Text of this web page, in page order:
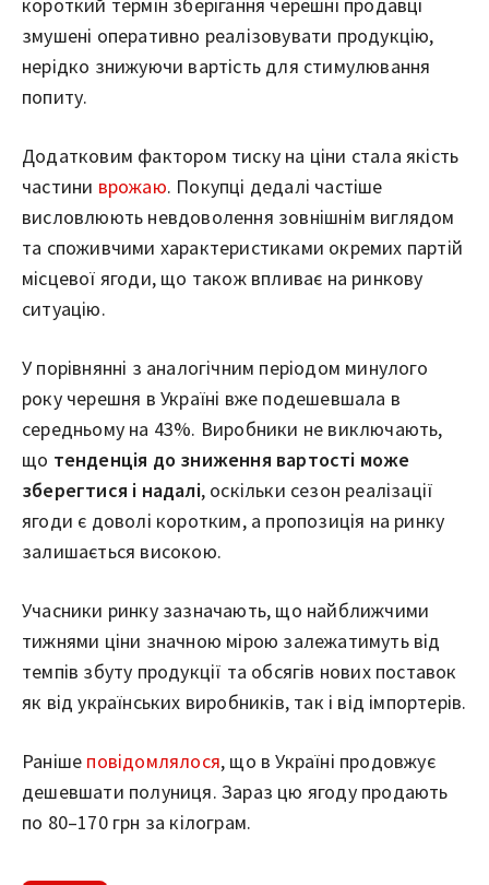
короткий термін зберігання черешні продавці
змушені оперативно реалізовувати продукцію,
нерідко знижуючи вартість для стимулювання
попиту.
Додатковим фактором тиску на ціни стала якість
частини врожаю. Покупці дедалі частіше
висловлюють невдоволення зовнішнім виглядом
та споживчими характеристиками окремих партій
місцевої ягоди, що також впливає на ринкову
ситуацію.
У порівнянні з аналогічним періодом минулого
року черешня в Україні вже подешевшала в
середньому на 43%. Виробники не виключають,
що тенденція до зниження вартості може
зберегтися і надалі, оскільки сезон реалізації
ягоди є доволі коротким, а пропозиція на ринку
залишається високою.
Учасники ринку зазначають, що найближчими
тижнями ціни значною мірою залежатимуть від
темпів збуту продукції та обсягів нових поставок
як від українських виробників, так і від імпортерів.
Раніше повідомлялося, що в Україні продовжує
дешевшати полуниця. Зараз цю ягоду продають
по 80–170 грн за кілограм.